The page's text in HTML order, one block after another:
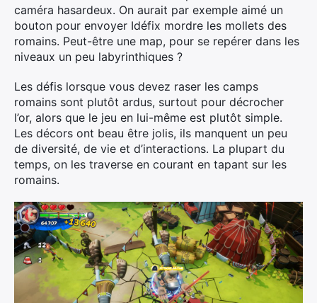
caméra hasardeux. On aurait par exemple aimé un
bouton pour envoyer Idéfix mordre les mollets des
romains. Peut-être une map, pour se repérer dans les
niveaux un peu labyrinthiques ?
Les défis lorsque vous devez raser les camps
romains sont plutôt ardus, surtout pour décrocher
l’or, alors que le jeu en lui-même est plutôt simple.
Les décors ont beau être jolis, ils manquent un peu
de diversité, de vie et d’interactions. La plupart du
temps, on les traverse en courant en tapant sur les
romains.